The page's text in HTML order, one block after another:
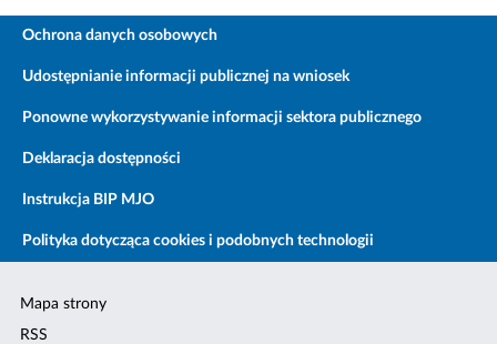
Ochrona danych osobowych
Udostępnianie informacji publicznej na wniosek
Ponowne wykorzystywanie informacji sektora publicznego
Deklaracja dostępności
Instrukcja BIP MJO
Polityka dotycząca cookies i podobnych technologii
Mapa strony
RSS